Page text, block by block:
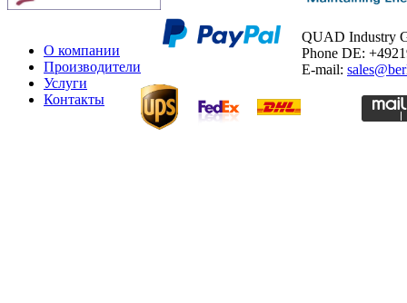
О компании
Производители
Услуги
Контакты
QUAD Industry
Phone DE:
E-mail: